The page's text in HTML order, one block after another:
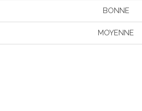
BONNE
MOYENNE